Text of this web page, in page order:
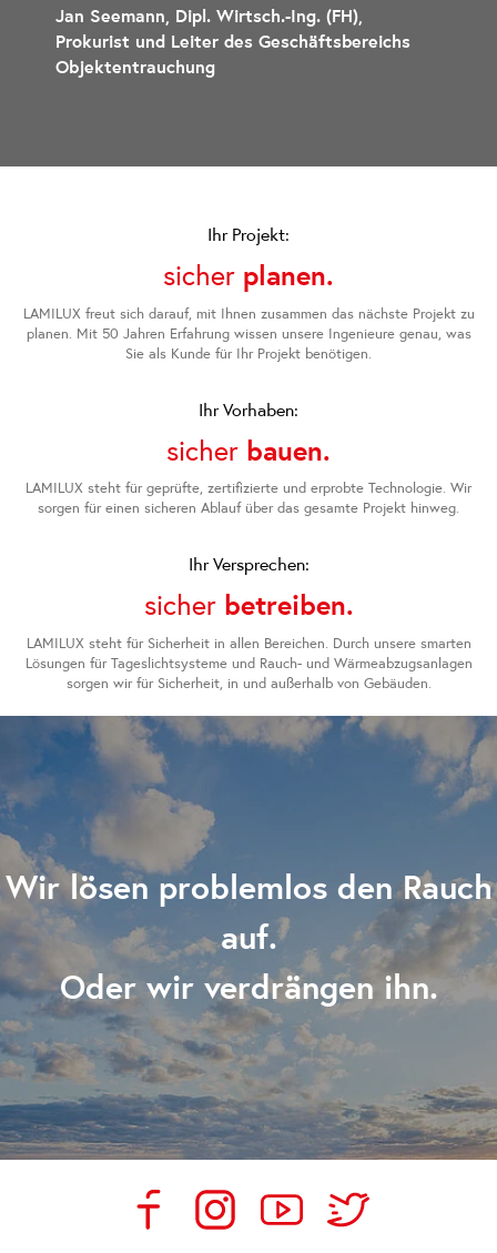
Jan Seemann, Dipl. Wirtsch.-Ing. (FH),
Prokurist und Leiter des Geschäftsbereichs
Objektentrauchung
Ihr Projekt:
sicher planen.
LAMILUX freut sich darauf, mit Ihnen zusammen das nächste Projekt zu
planen. Mit 50 Jahren Erfahrung wissen unsere Ingenieure genau, was
Sie als Kunde für Ihr Projekt benötigen.
Ihr Vorhaben:
sicher bauen.
LAMILUX steht für geprüfte, zertifizierte und erprobte Technologie. Wir
sorgen für einen sicheren Ablauf über das gesamte Projekt hinweg.
Ihr Versprechen:
sicher betreiben.
LAMILUX steht für Sicherheit in allen Bereichen. Durch unsere smarten
Lösungen für Tageslichtsysteme und Rauch- und Wärmeabzugsanlagen
sorgen wir für Sicherheit, in und außerhalb von Gebäuden.
Wir lösen problemlos den Rauch
auf.
Oder wir verdrängen ihn.